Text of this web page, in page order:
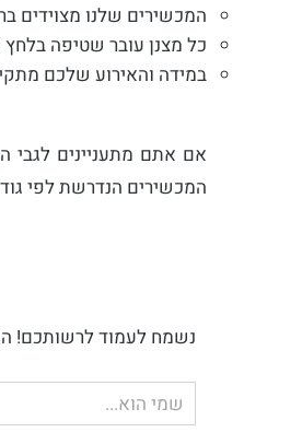
המכשירים שלנו מצוידים
כל מצנן עובר שטיפה בלחץ
במידה והאירוע שלכם
אם אתם מתעניינים לגבי
המכשירים הנדרשת לפי
נשמח לעמוד לרשותכם!
שם
מלא